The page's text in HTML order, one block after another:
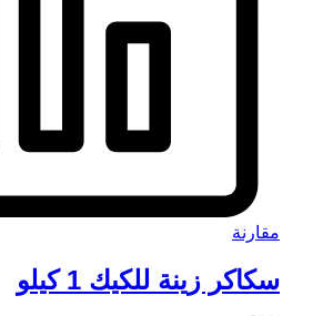
مقارنة
سكاكر زينة للكيك 1 كيلو